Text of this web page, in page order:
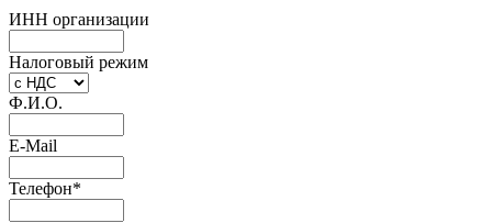
ИНН организации
Налоговый режим
Ф.И.О.
E-Mail
Телефон*